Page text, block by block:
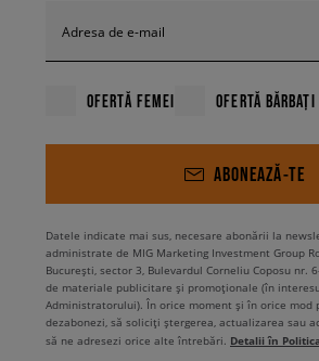
Adresa de e-mail
OFERTĂ FEMEI OFERTĂ BĂRBAȚI
ABONEAZĂ-TE
Datele indicate mai sus, necesare abonării la
administrate de MIG Marketing Investment Group
București, sector 3, Bulevardul Corneliu Coposu nr.
de materiale publicitare și promoționale (în
Administratorului). În orice moment și în orice mod
dezabonezi, să soliciți ștergerea, actualizarea sau
să ne adresezi orice alte întrebări. Detalii în